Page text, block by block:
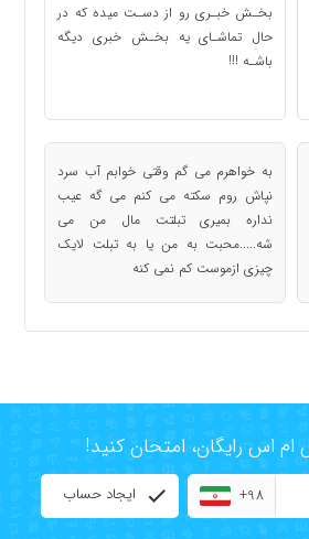
بخـش خبـری رو از دسـت میده که در
حال تماشـای یه بخـش خبری دیگه
باشـه !!!
به خواهرم می گم وقتی خوابم آب سرد
نپاش روم سکته می کنم می گه عیب
نداره بمیری تبلتت مال من می
شه.....محبت به من یا به تبلت لایک
چیزی ازموست کم نمی کنه
+98 ایجاد حساب